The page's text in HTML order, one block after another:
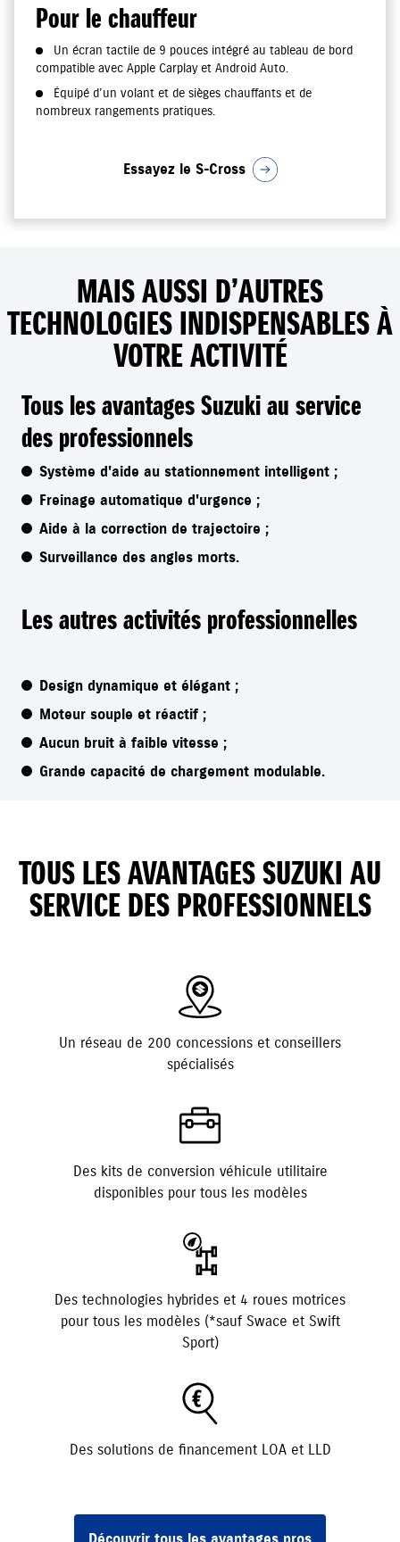
Pour le chauffeur
Un écran tactile de 9 pouces intégré au tableau de bord
compatible avec Apple Carplay et Android Auto.
Équipé d’un volant et de sièges chauffants et de
nombreux rangements pratiques.
Essayez le S-Cross
MAIS AUSSI D’AUTRES
TECHNOLOGIES INDISPENSABLES À
VOTRE ACTIVITÉ
Tous les avantages Suzuki au service
des professionnels
Système d'aide au stationnement intelligent ;
Freinage automatique d'urgence ;
Aide à la correction de trajectoire ;
Surveillance des angles morts.
Les autres activités professionnelles
Design dynamique et élégant ;
Moteur souple et réactif ;
Aucun bruit à faible vitesse ;
Grande capacité de chargement modulable.
TOUS LES AVANTAGES SUZUKI AU
SERVICE DES PROFESSIONNELS
Un réseau de 200 concessions et conseillers
spécialisés
Des kits de conversion véhicule utilitaire
disponibles pour tous les modèles
Des technologies hybrides et 4 roues motrices
pour tous les modèles (*sauf Swace et Swift
Sport)
Des solutions de financement LOA et LLD